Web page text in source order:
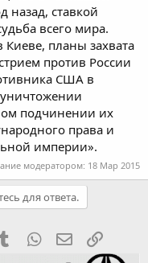
назад, ставкой
всего мира.
планы захвата
против России
США в
подчинении их
права и
империи».
модератором: 18 Мар 2015
для ответа.
Tumblr WhatsApp Ссылка